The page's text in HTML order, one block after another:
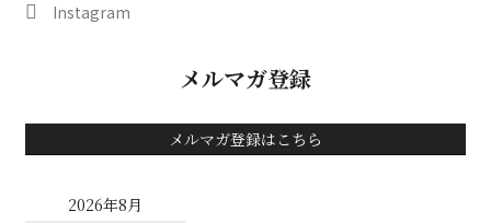
Instagram
メルマガ登録
メルマガ登録はこちら
2026年8月